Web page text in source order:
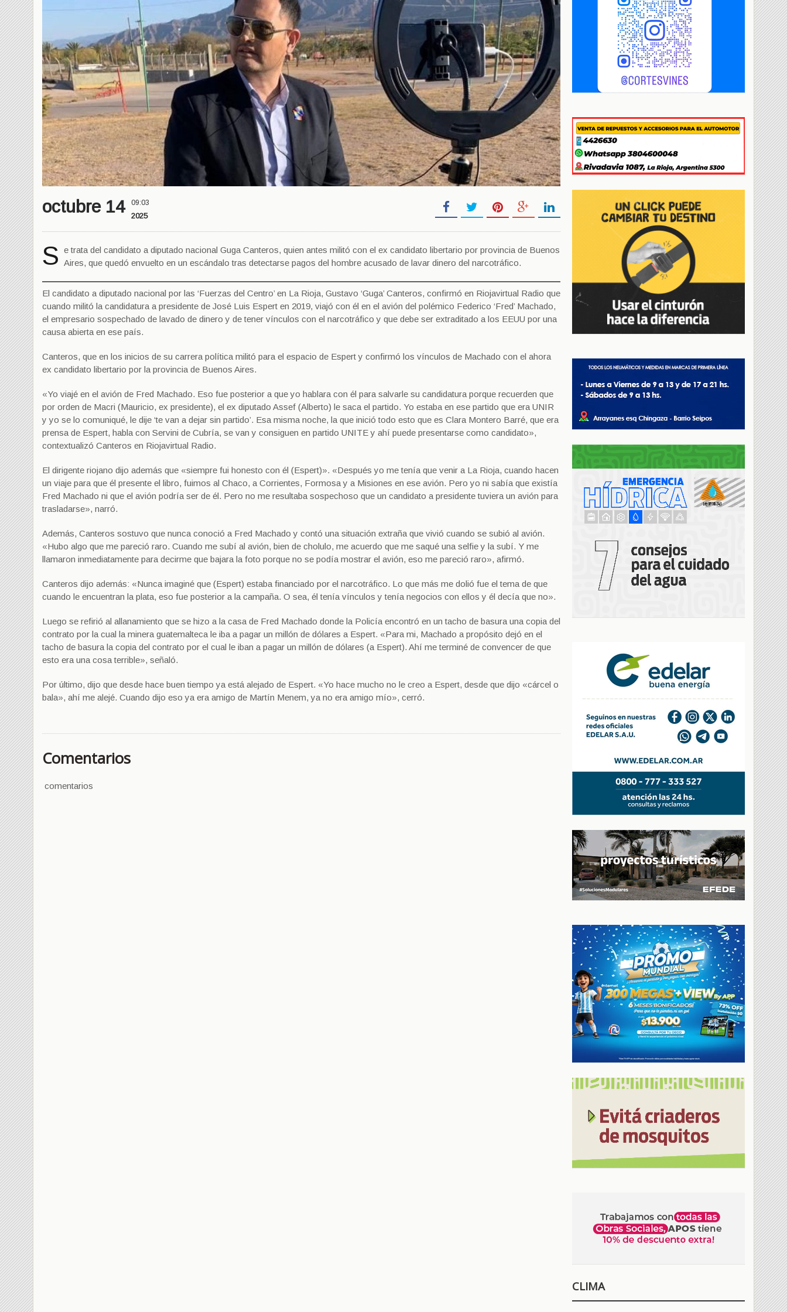
octubre 14 09:03
2025
S e trata del candidato a diputado nacional Guga Canteros, quien antes militó con el ex candidato libertario por provincia de Buenos
Aires, que quedó envuelto en un escándalo tras detectarse pagos del hombre acusado de lavar dinero del narcotráfico.
El candidato a diputado nacional por las ‘Fuerzas del Centro’ en La Rioja, Gustavo ‘Guga’ Canteros, confirmó en Riojavirtual Radio que
cuando militó la candidatura a presidente de José Luis Espert en 2019, viajó con él en el avión del polémico Federico ‘Fred’ Machado,
el empresario sospechado de lavado de dinero y de tener vínculos con el narcotráfico y que debe ser extraditado a los EEUU por una
causa abierta en ese país.
Canteros, que en los inicios de su carrera política militó para el espacio de Espert y confirmó los vínculos de Machado con el ahora
ex candidato libertario por la provincia de Buenos Aires.
«Yo viajé en el avión de Fred Machado. Eso fue posterior a que yo hablara con él para salvarle su candidatura porque recuerden que
por orden de Macri (Mauricio, ex presidente), el ex diputado Assef (Alberto) le saca el partido. Yo estaba en ese partido que era UNIR
y yo se lo comuniqué, le dije ‘te van a dejar sin partido’. Esa misma noche, la que inició todo esto que es Clara Montero Barré, que era
prensa de Espert, habla con Servini de Cubría, se van y consiguen en partido UNITE y ahí puede presentarse como candidato»,
contextualizó Canteros en Riojavirtual Radio.
El dirigente riojano dijo además que «siempre fui honesto con él (Espert)». «Después yo me tenía que venir a La Rioja, cuando hacen
un viaje para que él presente el libro, fuimos al Chaco, a Corrientes, Formosa y a Misiones en ese avión. Pero yo ni sabía que existía
Fred Machado ni que el avión podría ser de él. Pero no me resultaba sospechoso que un candidato a presidente tuviera un avión para
trasladarse», narró.
Además, Canteros sostuvo que nunca conoció a Fred Machado y contó una situación extraña que vivió cuando se subió al avión.
«Hubo algo que me pareció raro. Cuando me subí al avión, bien de cholulo, me acuerdo que me saqué una selfie y la subí. Y me
llamaron inmediatamente para decirme que bajara la foto porque no se podía mostrar el avión, eso me pareció raro», afirmó.
Canteros dijo además: «Nunca imaginé que (Espert) estaba financiado por el narcotráfico. Lo que más me dolió fue el tema de que
cuando le encuentran la plata, eso fue posterior a la campaña. O sea, él tenía vínculos y tenía negocios con ellos y él decía que no».
Luego se refirió al allanamiento que se hizo a la casa de Fred Machado donde la Policía encontró en un tacho de basura una copia del
contrato por la cual la minera guatemalteca le iba a pagar un millón de dólares a Espert. «Para mi, Machado a propósito dejó en el
tacho de basura la copia del contrato por el cual le iban a pagar un millón de dólares (a Espert). Ahí me terminé de convencer de que
esto era una cosa terrible», señaló.
Por último, dijo que desde hace buen tiempo ya está alejado de Espert. «Yo hace mucho no le creo a Espert, desde que dijo «cárcel o
bala», ahí me alejé. Cuando dijo eso ya era amigo de Martín Menem, ya no era amigo mío», cerró.
Comentarios
comentarios
CLIMA